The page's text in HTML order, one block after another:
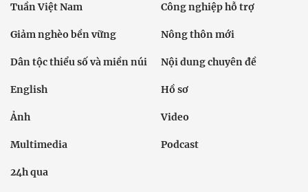
Tuần Việt Nam Công nghiệp hỗ trợ
Giảm nghèo bền vững Nông thôn mới
Dân tộc thiểu số và miền núi Nội dung chuyên đề
English Hồ sơ
Ảnh Video
Multimedia Podcast
24h qua